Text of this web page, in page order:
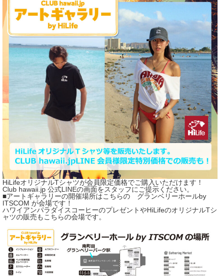
HiLifeオリジナルTシャツが会員限定価格でご購入いただけます！
Club hawaii.jp 公式LINEの画面をスタッフにご提示ください。
■アートギャラリーの開催場所はこちらの グランベリーホールby
ITSCOM が会場です！
ハワイアンパラダイスコーヒーのプレゼントやHiLifeのオリジナルTシ
ャツの販売もこちらの会場です。